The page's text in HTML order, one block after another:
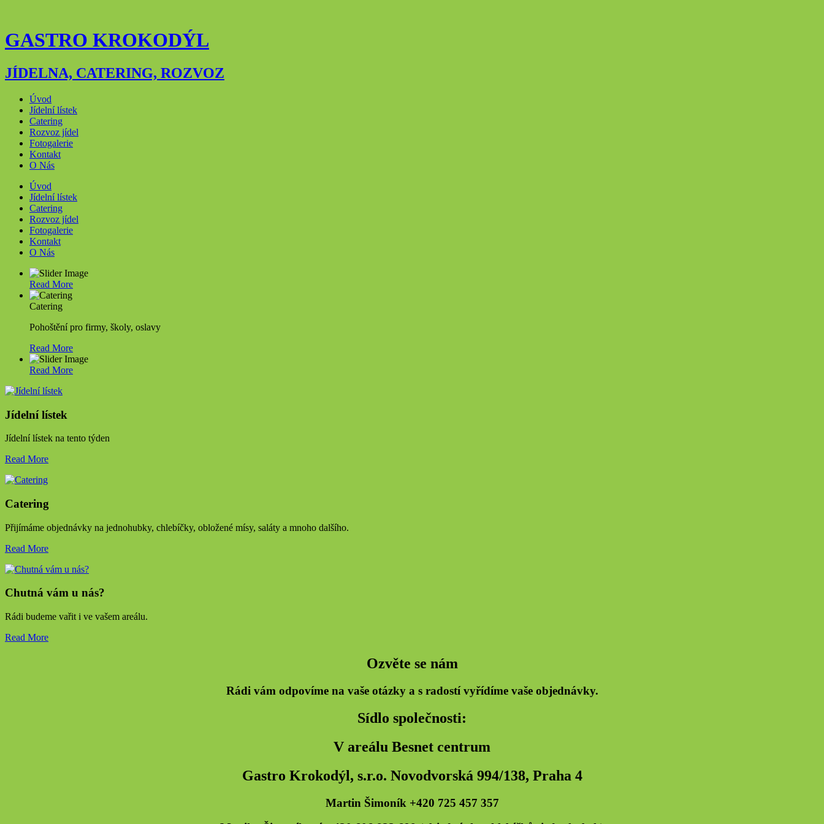
GASTRO KROKODÝL
JÍDELNA, CATERING, ROZVOZ
Úvod
Jídelní lístek
Catering
Rozvoz jídel
Fotogalerie
Kontakt
O Nás
Úvod
Jídelní lístek
Catering
Rozvoz jídel
Fotogalerie
Kontakt
O Nás
Read More
Catering
Pohoštění pro firmy, školy, oslavy
Read More
Read More
Jídelní lístek
Jídelní lístek na tento týden
Read More
Catering
Přijímáme objednávky na jednohubky, chlebíčky, obložené mísy, saláty a mnoho dalšího.
Read More
Chutná vám u nás?
Rádi budeme vařit i ve vašem areálu.
Read More
Ozvěte se nám
Rádi vám odpovíme na vaše otázky a s radostí vyřídíme vaše objednávky.
Sídlo společnosti:
V areálu Besnet centrum
Gastro Krokodýl, s.r.o. Novodvorská 994/138, Praha 4
Martin Šimoník +420 725 457 357